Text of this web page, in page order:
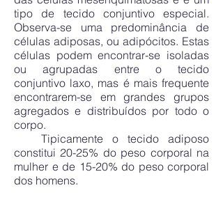
tipo de tecido conjuntivo especial.
Observa-se uma predominância de
células adiposas, ou adipócitos. Estas
células podem encontrar-se isoladas
ou agrupadas entre o tecido
conjuntivo laxo, mas é mais frequente
encontrarem-se em grandes grupos
agregados e distribuídos por todo o
corpo.
Tipicamente o tecido adiposo
constitui 20-25% do peso corporal na
mulher e de 15-20% do peso corporal
dos homens.